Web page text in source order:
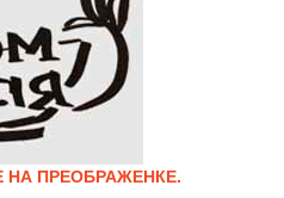
ПРЕОБРАЖЕНКЕ.